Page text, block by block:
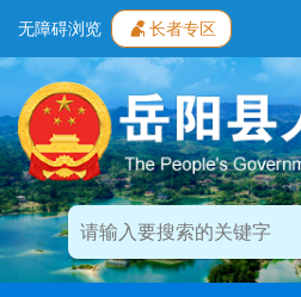
无障碍浏览 长者专区